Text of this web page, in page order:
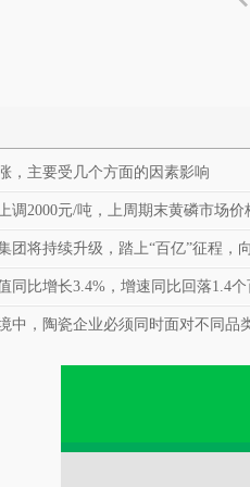
，主要受几个方面的因素影响
2000元/吨，上周期末黄磷市场价
团将持续升级，踏上“百亿”征程，
同比增长3.4%，增速同比回落1.4个
中，陶瓷企业必须同时面对不同品